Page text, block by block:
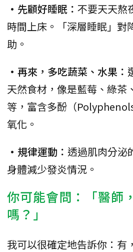
•先顧好睡眠： 不要天天熬
時間上床。「深層睡眠」對
助。
•再來，多吃蔬菜、水果：
天然食材，像是藍莓、綠茶
等，富含多酚（
氧化。
•規律運動： 透過肌肉分泌
身體減少發炎情況。
你可能會問：「醫師
嗎？」
我可以很確定地告訴你：有